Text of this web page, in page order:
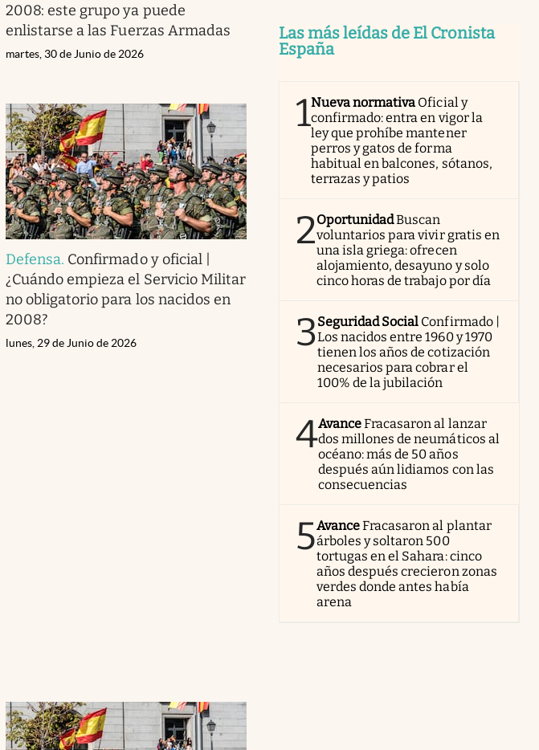
2008: este grupo ya puede
enlistarse a las Fuerzas Armadas
martes, 30 de Junio de 2026
Defensa. Confirmado y oficial |
¿Cuándo empieza el Servicio Militar
no obligatorio para los nacidos en
2008?
lunes, 29 de Junio de 2026
Las más leídas de El Cronista
España
1Nueva normativa Oficial y
confirmado: entra en vigor la
ley que prohíbe mantener
perros y gatos de forma
habitual en balcones, sótanos,
terrazas y patios
2OportunidadBuscan
voluntarios para vivir gratis en
una isla griega: ofrecen
alojamiento, desayuno y solo
cinco horas de trabajo por día
3Seguridad Social Confirmado |
Los nacidos entre 1960 y 1970
tienen los años de cotización
necesarios para cobrar el
100% de la jubilación
4AvanceFracasaron al lanzar
dos millones de neumáticos al
océano: más de 50 años
después aún lidiamos con las
consecuencias
5AvanceFracasaron al plantar
árboles y soltaron 500
tortugas en el Sahara: cinco
años después crecieron zonas
verdes donde antes había
arena